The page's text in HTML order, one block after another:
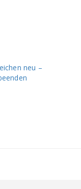
neu –